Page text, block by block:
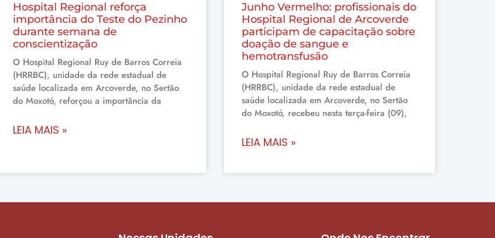
Hospital Regional reforça
importância do Teste do Pezinho
durante semana de
conscientização
O Hospital Regional Ruy de Barros Correia
(HRRBC), unidade da rede estadual de
saúde localizada em Arcoverde, no Sertão
do Moxotó, reforçou a importância da
LEIA MAIS »
Junho Vermelho: profissionais do
Hospital Regional de Arcoverde
participam de capacitação sobre
doação de sangue e
hemotransfusão
O Hospital Regional Ruy de Barros Correia
(HRRBC), unidade da rede estadual de
saúde localizada em Arcoverde, no Sertão
do Moxotó, recebeu nesta terça-feira (09),
LEIA MAIS »